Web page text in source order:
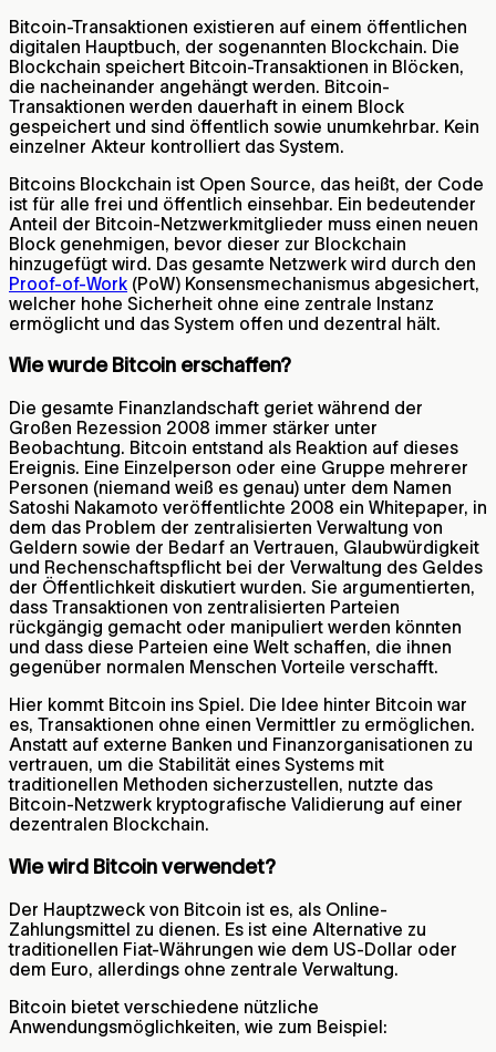
Bitcoin-Transaktionen existieren auf einem öffentlichen
digitalen Hauptbuch, der sogenannten Blockchain. Die
Blockchain speichert Bitcoin-Transaktionen in Blöcken,
die nacheinander angehängt werden. Bitcoin-
Transaktionen werden dauerhaft in einem Block
gespeichert und sind öffentlich sowie unumkehrbar. Kein
einzelner Akteur kontrolliert das System.
Bitcoins Blockchain ist Open Source, das heißt, der Code
ist für alle frei und öffentlich einsehbar. Ein bedeutender
Anteil der Bitcoin-Netzwerkmitglieder muss einen neuen
Block genehmigen, bevor dieser zur Blockchain
hinzugefügt wird. Das gesamte Netzwerk wird durch den
Proof-of-Work (PoW) Konsensmechanismus abgesichert,
welcher hohe Sicherheit ohne eine zentrale Instanz
ermöglicht und das System offen und dezentral hält.
Wie wurde Bitcoin erschaffen?
Die gesamte Finanzlandschaft geriet während der
Großen Rezession 2008 immer stärker unter
Beobachtung. Bitcoin entstand als Reaktion auf dieses
Ereignis. Eine Einzelperson oder eine Gruppe mehrerer
Personen (niemand weiß es genau) unter dem Namen
Satoshi Nakamoto veröffentlichte 2008 ein Whitepaper, in
dem das Problem der zentralisierten Verwaltung von
Geldern sowie der Bedarf an Vertrauen, Glaubwürdigkeit
und Rechenschaftspflicht bei der Verwaltung des Geldes
der Öffentlichkeit diskutiert wurden. Sie argumentierten,
dass Transaktionen von zentralisierten Parteien
rückgängig gemacht oder manipuliert werden könnten
und dass diese Parteien eine Welt schaffen, die ihnen
gegenüber normalen Menschen Vorteile verschafft.
Hier kommt Bitcoin ins Spiel. Die Idee hinter Bitcoin war
es, Transaktionen ohne einen Vermittler zu ermöglichen.
Anstatt auf externe Banken und Finanzorganisationen zu
vertrauen, um die Stabilität eines Systems mit
traditionellen Methoden sicherzustellen, nutzte das
Bitcoin-Netzwerk kryptografische Validierung auf einer
dezentralen Blockchain.
Wie wird Bitcoin verwendet?
Der Hauptzweck von Bitcoin ist es, als Online-
Zahlungsmittel zu dienen. Es ist eine Alternative zu
traditionellen Fiat-Währungen wie dem US-Dollar oder
dem Euro, allerdings ohne zentrale Verwaltung.
Bitcoin bietet verschiedene nützliche
Anwendungsmöglichkeiten, wie zum Beispiel: